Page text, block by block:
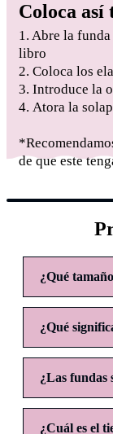
Coloca así
1. Abre la
libro
2. Coloca los
3. Introduce la
4. Atora la
de que este
¿Qué
CH:
M:
¿Qué
¿Las fundas
¿Cuál es el